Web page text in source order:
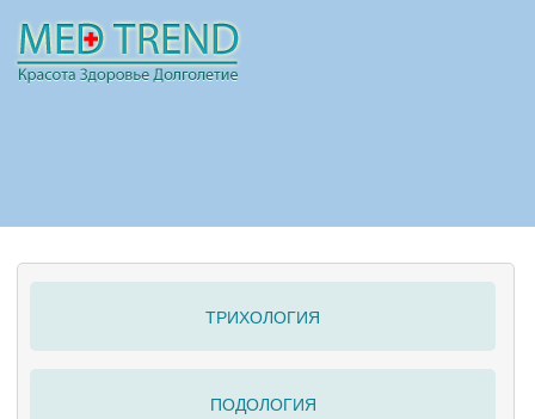
ПОЛЕЗНО
ТРИХОЛОГИЯ
ПОДОЛОГИЯ